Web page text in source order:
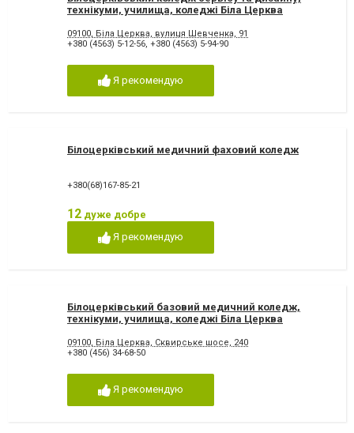
технікуми, училища, коледжі Біла Церква
09100, Біла Церква, вулиця Шевченка, 91
+380 (4563) 5-12-56, +380 (4563) 5-94-90
Я рекомендую
Білоцерківський медичний фаховий коледж
+380(68)167-85-21
12 дуже добре
Я рекомендую
Білоцерківський базовий медичний коледж,
технікуми, училища, коледжі Біла Церква
09100, Біла Церква, Сквирське шосе, 240
+380 (456) 34-68-50
Я рекомендую